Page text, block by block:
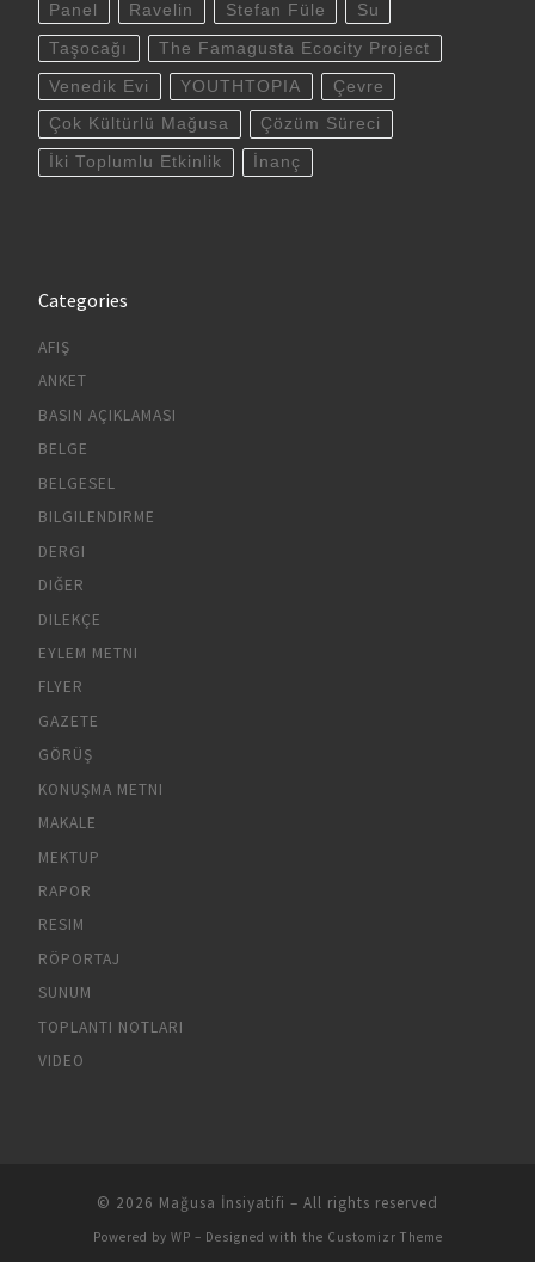
Panel Ravelin Stefan Füle Su
Taşocağı The Famagusta Ecocity Project
Venedik Evi YOUTHTOPIA Çevre
Çok Kültürlü Mağusa Çözüm Süreci
İki Toplumlu Etkinlik İnanç
Categories
AFIŞ
ANKET
BASIN AÇIKLAMASI
BELGE
BELGESEL
BILGILENDIRME
DERGI
DIĞER
DILEKÇE
EYLEM METNI
FLYER
GAZETE
GÖRÜŞ
KONUŞMA METNI
MAKALE
MEKTUP
RAPOR
RESIM
RÖPORTAJ
SUNUM
TOPLANTI NOTLARI
VIDEO
© 2026 Mağusa İnsiyatifi – All rights reserved
Powered by WP – Designed with the Customizr Theme